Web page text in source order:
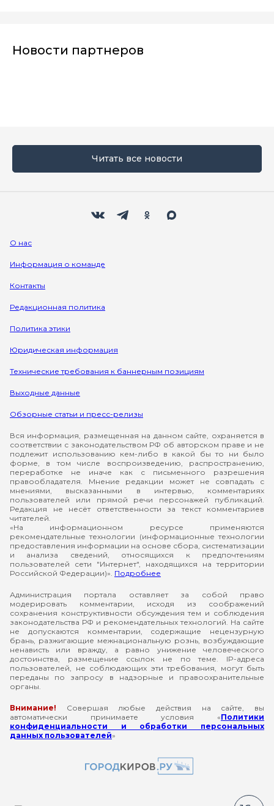
Новости партнеров
Читать все новости
О нас
Информация о команде
Контакты
Редакционная политика
Политика этики
Юридическая информация
Технические требования к баннерным позициям
Выходные данные
Обзорные статьи и пресс-релизы
Вся информация, размещенная на данном сайте, охраняется в
соответствии с законодательством РФ об авторском праве и не
подлежит использованию кем-либо в какой бы то ни было
форме, в том числе воспроизведению, распространению,
переработке не иначе как с письменного разрешения
правообладателя. Мнение редакции может не совпадать с
мнениями, высказанными в интервью, комментариях
пользователей или прямой речи персонажей публикаций.
Редакция не несёт ответственности за текст комментариев
читателей.
«На информационном ресурсе применяются
рекомендательные технологии (информационные технологии
предоставления информации на основе сбора, систематизации
и анализа сведений, относящихся к предпочтениям
пользователей сети "Интернет", находящихся на территории
Российской Федерации)». Подробнее
Администрация портала оставляет за собой право
модерировать комментарии, исходя из соображений
сохранения конструктивности обсуждения тем и соблюдения
законодательства РФ и рекомендательных технологий. На сайте
не допускаются комментарии, содержащие нецензурную
брань, разжигающие межнациональную рознь, возбуждающие
ненависть или вражду, а равно унижение человеческого
достоинства, размещение ссылок не по теме. IP-адреса
пользователей, не соблюдающих эти требования, могут быть
переданы по запросу в надзорные и правоохранительные
органы.
Внимание! Совершая любые действия на сайте, вы
автоматически принимаете условия «Политики
конфиденциальности и обработки персональных
данных пользователей»